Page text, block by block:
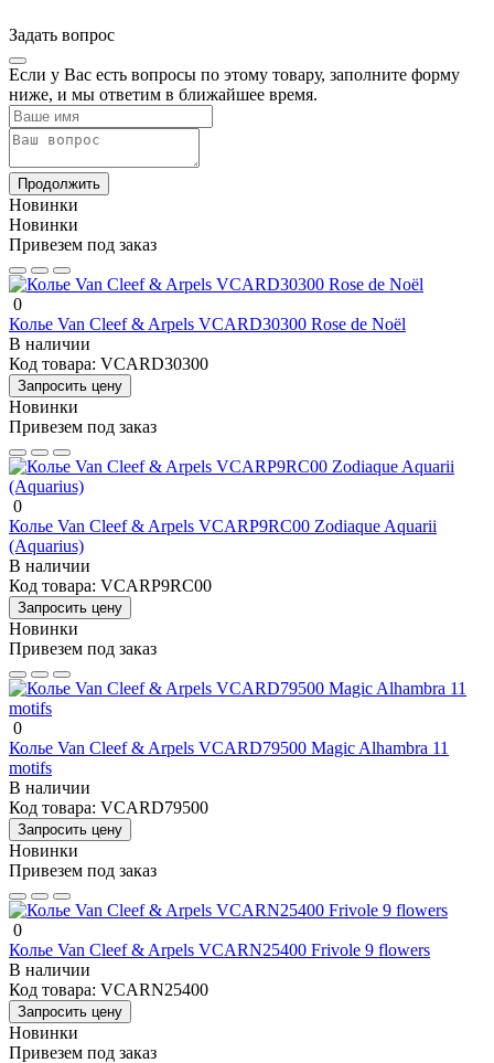
Задать вопрос
Если у Вас есть вопросы по этому товару, заполните форму
ниже, и мы ответим в ближайшее время.
Продолжить
Новинки
Новинки
Привезем под заказ
0
Колье Van Cleef & Arpels VCARD30300 Rose de Noël
В наличии
Код товара: VCARD30300
Запросить цену
Новинки
Привезем под заказ
0
Колье Van Cleef & Arpels VCARP9RC00 Zodiaque Aquarii
(Aquarius)
В наличии
Код товара: VCARP9RC00
Запросить цену
Новинки
Привезем под заказ
0
Колье Van Cleef & Arpels VCARD79500 Magic Alhambra 11
motifs
В наличии
Код товара: VCARD79500
Запросить цену
Новинки
Привезем под заказ
0
Колье Van Cleef & Arpels VCARN25400 Frivole 9 flowers
В наличии
Код товара: VCARN25400
Запросить цену
Новинки
Привезем под заказ